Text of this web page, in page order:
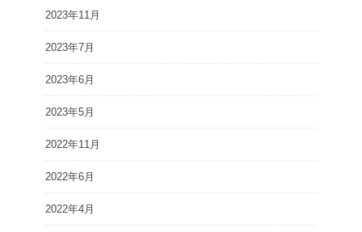
2023年11月
2023年7月
2023年6月
2023年5月
2022年11月
2022年6月
2022年4月